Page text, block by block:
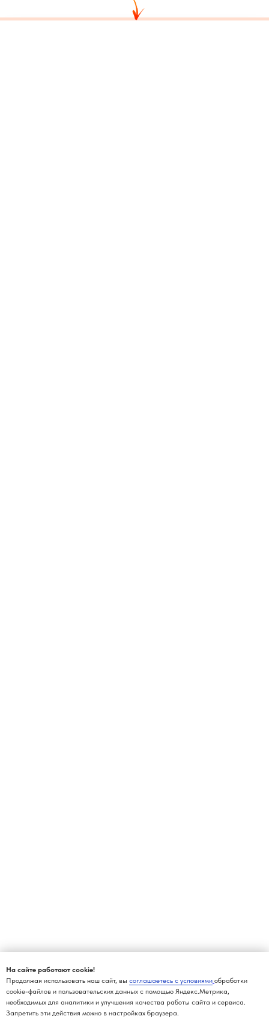
На сайте работают cookie!
Продолжая использовать наш сайт, вы соглашаетесь с условиями обработки
cookie-файлов и пользовательских данных с помощью Яндекс.Метрика,
необходимых для аналитики и улучшения качества работы сайта и сервиса.
Запретить эти действия можно в настройках браузера.